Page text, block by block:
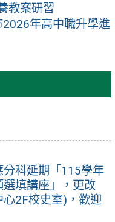
分科延期「115學年
填講座」，更改
2F校史室)，歡迎
教案研習
2026年高中職升學進